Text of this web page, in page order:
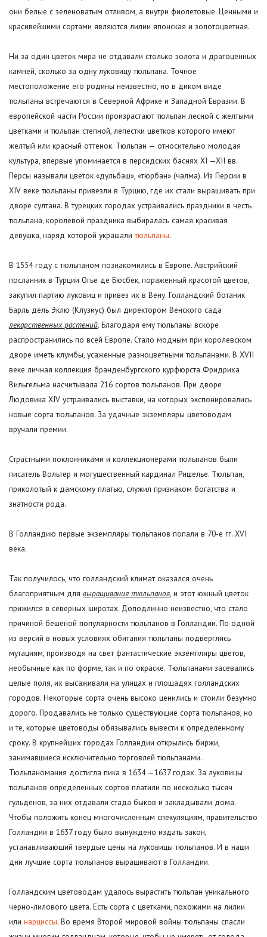
они белые с зеленоватым отливом, а внутри фиолетовые. Ценными и
красивейшими сортами являются лилии японская и золотоцветная.
Ни за один цветок мира не отдавали столько золота и драгоценных
камней, сколько за одну луковицу тюльпана. Точное
местоположение его родины неизвестно, но в диком виде
тюльпаны встречаются в Северной Африке и Западной Евразии. В
европейской части России произрастают тюльпан лесной с желтыми
цветками и тюльпан степной, лепестки цветков которого имеют
желтый или красный оттенок. Тюльпан — относительно молодая
культура, впервые упоминается в персидских баснях XI —XII вв.
Персы называли цветок «дульбаш», «тюрбан» (чалма). Из Персии в
XIV веке тюльпаны привезли в Турцию, где их стали выращивать при
дворе султана. В турецких городах устраивались праздники в честь
тюльпана, королевой праздника выбиралась самая красивая
девушка, наряд которой украшалитюльпаны.
В 1554 году с тюльпаном познакомились в Европе. Австрийский
посланник в Турции Огье де Бюсбек, пораженный красотой цветов,
закупил партию луковиц и привез их в Вену. Голландский ботаник
Барль дель Эклю (Клузиус) был директором Венского сада
лекарственных растений. Благодаря ему тюльпаны вскоре
распространились по всей Европе. Стало модным при королевском
дворе иметь клумбы, усаженные разноцветными тюльпанами. В XVII
веке личная коллекция бранденбургского курфюрста Фридриха
Вильгельма насчитывала 216 сортов тюльпанов. При дворе
Людовика XIV устраивались выставки, на которых экспонировались
новые сорта тюльпанов. За удачные экземпляры цветоводам
вручали премии.
Страстными поклонниками и коллекционерами тюльпанов были
писатель Вольтер и могущественный кардинал Ришелье. Тюльпан,
приколотый к дамскому платью, служил признаком богатства и
знатности рода.
В Голландию первые экземпляры тюльпанов попали в 70-е гг. XVI
века.
Так получилось, что голландский климат оказался очень
благоприятным для выращивания тюльпанов, и этот южный цветок
прижился в северных широтах. Доподлинно неизвестно, что стало
причиной бешеной популярности тюльпанов в Голландии. По одной
из версий в новых условиях обитания тюльпаны подверглись
мутациям, производя на свет фантастические экземпляры цветов,
необычные как по форме, так и по окраске. Тюльпанами засевались
целые поля, их высаживали на улицах и площадях голландских
городов. Некоторые сорта очень высоко ценились и стоили безумно
дорого. Продавались не только существующие сорта тюльпанов, но
и те, которые цветоводы обязывались вывести к определенному
сроку. В крупнейших городах Голландии открылись биржи,
занимавшиеся исключительно торговлей тюльпанами.
Тюльпаномания достигла пика в 1634 —1637 годах. За луковицы
тюльпанов определенных сортов платили по несколько тысяч
гульденов, за них отдавали стада быков и закладывали дома.
Чтобы положить конец многочисленным спекуляциям, правительство
Голландии в 1637 году было вынуждено издать закон,
устанавливающий твердые цены на луковицы тюльпанов. И в наши
дни лучшие сорта тюльпанов выращивают в Голландии.
Голландским цветоводам удалось вырастить тюльпан уникального
черно-лилового цвета. Есть сорта с цветками, похожими на лилии
или нарциссы. Во время Второй мировой войны тюльпаны спасли